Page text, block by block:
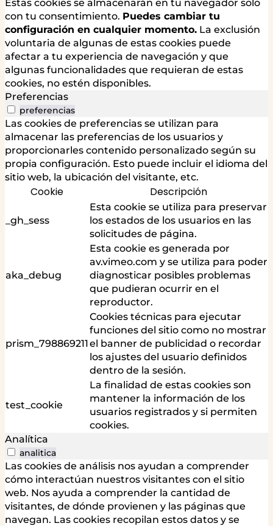
Estas cookies se almacenarán en tu navegador solo
con tu consentimiento. Puedes cambiar tu
configuración en cualquier momento. La exclusión
voluntaria de algunas de estas cookies puede
afectar a tu experiencia de navegación y que
algunas funcionalidades que requieran de estas
cookies, no estén disponibles.
Preferencias
preferencias
Las cookies de preferencias se utilizan para
almacenar las preferencias de los usuarios y
proporcionarles contenido personalizado según su
propia configuración. Esto puede incluir el idioma del
sitio web, la ubicación del visitante, etc.
Cookie Descripción
_gh_sess
Esta cookie se utiliza para preservar
los estados de los usuarios en las
solicitudes de página.
aka_debug
Esta cookie es generada por
av.vimeo.com y se utiliza para poder
diagnosticar posibles problemas
que pudieran ocurrir en el
reproductor.
prism_798869211
Cookies técnicas para ejecutar
funciones del sitio como no mostrar
el banner de publicidad o recordar
los ajustes del usuario definidos
dentro de la sesión.
test_cookie
La finalidad de estas cookies son
mantener la información de los
usuarios registrados y si permiten
cookies.
Analítica
analitica
Las cookies de análisis nos ayudan a comprender
cómo interactúan nuestros visitantes con el sitio
web. Nos ayuda a comprender la cantidad de
visitantes, de dónde provienen y las páginas que
navegan. Las cookies recopilan estos datos y se